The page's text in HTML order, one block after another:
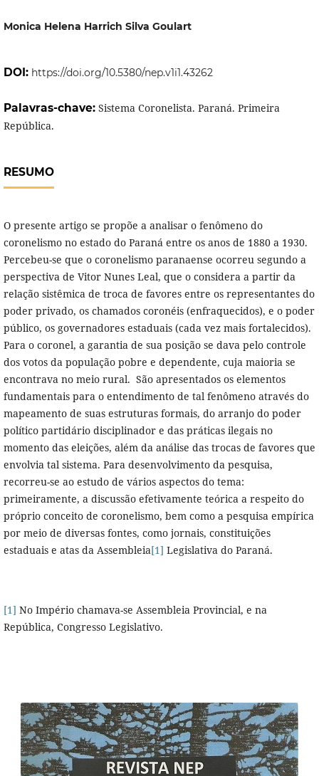
Monica Helena Harrich Silva Goulart
DOI: https://doi.org/10.5380/nep.v1i1.43262
Palavras-chave: Sistema Coronelista. Paraná. Primeira
República.
RESUMO
O presente artigo se propõe a analisar o fenômeno do
coronelismo no estado do Paraná entre os anos de 1880 a 1930.
Percebeu-se que o coronelismo paranaense ocorreu segundo a
perspectiva de Vitor Nunes Leal, que o considera a partir da
relação sistêmica de troca de favores entre os representantes do
poder privado, os chamados coronéis (enfraquecidos), e o poder
público, os governadores estaduais (cada vez mais fortalecidos).
Para o coronel, a garantia de sua posição se dava pelo controle
dos votos da população pobre e dependente, cuja maioria se
encontrava no meio rural. São apresentados os elementos
fundamentais para o entendimento de tal fenômeno através do
mapeamento de suas estruturas formais, do arranjo do poder
político partidário disciplinador e das práticas ilegais no
momento das eleições, além da análise das trocas de favores que
envolvia tal sistema. Para desenvolvimento da pesquisa,
recorreu-se ao estudo de vários aspectos do tema:
primeiramente, a discussão efetivamente teórica a respeito do
próprio conceito de coronelismo, bem como a pesquisa empírica
por meio de diversas fontes, como jornais, constituições
estaduais e atas da Assembleia[1] Legislativa do Paraná.
[1] No Império chamava-se Assembleia Provincial, e na
República, Congresso Legislativo.